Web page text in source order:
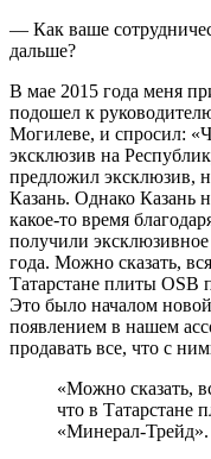
— Как ваше
дальше?
В мае 2015 года меня
подошел к
Могилеве, и спросил:
эксклюзив на
предложил эксклюзив,
Казань. Однако Казань
какое-то время
получили эксклюзивное
года. Можно сказать,
Татарстане плиты OSB
Это было началом
появлением в нашем
продавать все, что с
«Можно сказать,
что в Татарстане
«Минерал-Трейд».